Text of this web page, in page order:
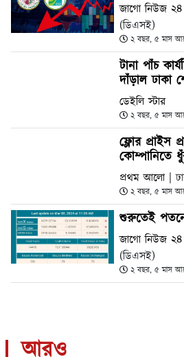
জাগো নিউজ ২৪
(ডিএসই)
২ বছর, ৫ মাস
টানা পাঁচ
দাঁড়াল ঢাকা
ডেইলি স্টার
২ বছর, ৫ মাস
ফ্লোর প্রাইস
কোম্পানিতে
প্রথম আলো |
২ বছর, ৫ মাস
শুরুতেই পতনে
জাগো নিউজ ২৪
(ডিএসই)
২ বছর, ৫ মাস
আরও